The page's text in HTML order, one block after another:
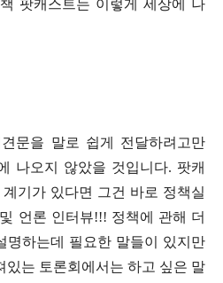
팟캐스트는 이렇게 세상에 나
문을 말로 쉽게 전달하려고만
나오지 않았을 것입니다. 팟캐
기가 있다면 그건 바로 정책실
언론 인터뷰!!! 정책에 관해 더
명하는데 필요한 말들이 있지만
있는 토론회에서는 하고 싶은 말